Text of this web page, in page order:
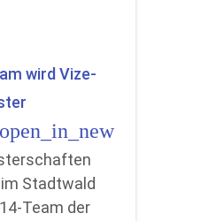
wird Vize-
open_in_new
Stadtwald
Team der